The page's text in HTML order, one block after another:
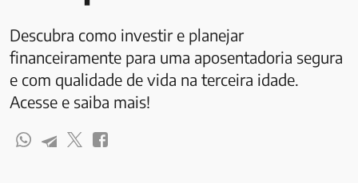
Descubra como investir e planejar
financeiramente para uma aposentadoria segura
e com qualidade de vida na terceira idade.
Acesse e saiba mais!